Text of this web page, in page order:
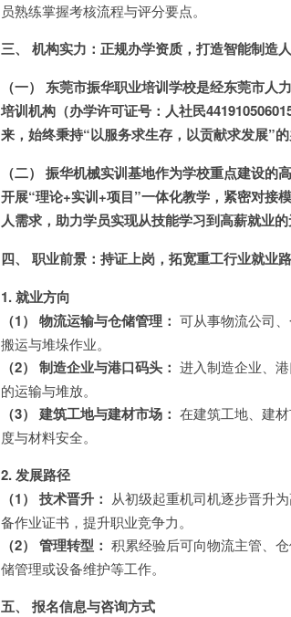
员熟练掌握考核流程与评分要点。
三、 机构实力：正规办学资质，打造智能制造
（一） 东莞市振华职业培训学校是经东莞市
培训机构（办学许可证号：人社民
来，始终秉持“以服务求生存，以贡献求发展”
（二） 振华机械实训基地作为学校重点建设的
开展“理论+实训+项目”一体化教学，紧密对接
人需求，助力学员实现从技能学习到高薪就业的
四、 职业前景：持证上岗，拓宽重工行业就业
1. 就业方向
（1） 物流运输与仓储管理： 可从事物流公司
搬运与堆垛作业。
（2） 制造企业与港口码头： 进入制造企业、
的运输与堆放。
（3） 建筑工地与建材市场： 在建筑工地、建
度与材料安全。
2. 发展路径
（1） 技术晋升： 从初级起重机司机逐步晋升
备作业证书，提升职业竞争力。
（2） 管理转型： 积累经验后可向物流主管、
储管理或设备维护等工作。
五、 报名信息与咨询方式